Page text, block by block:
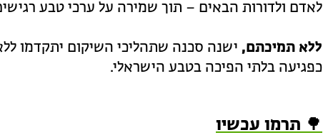
לאדם ולדורות הבאים – תוך שמירה על ערכי טבע
ללא תמיכתם, ישנה סכנה שתהליכי השיקום יתקדמו
כפגיעה בלתי הפיכה בטבע הישראלי.
🌳 תרמו עכשיו